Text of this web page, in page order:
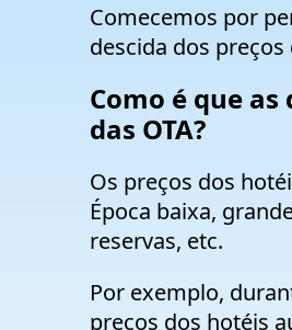
Comecemos por
descida dos preços
Como é que
das OTA?
Os preços dos
Época baixa,
reservas, etc.
Por exemplo,
preços dos hotéis